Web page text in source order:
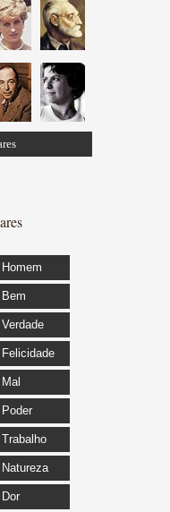
Homem
Bem
Verdade
Felicidade
Mal
Poder
Trabalho
Natureza
Dor